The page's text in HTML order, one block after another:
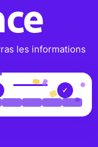
les informations
✓